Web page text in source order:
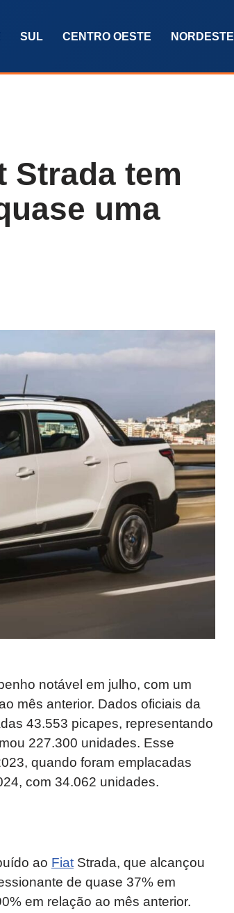
SUL CENTRO OESTE NORDESTE
Strada tem
uma
notável em julho, com um
mês anterior. Dados oficiais da
43.553 picapes, representando
227.300 unidades. Esse
quando foram emplacadas
com 34.062 unidades.
ao Fiat Strada, que alcançou
de quase 37% em
em relação ao mês anterior.